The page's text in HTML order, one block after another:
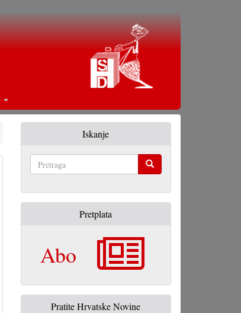
Iskanje
Pretplata
Abo
Pratite Hrvatske Novine